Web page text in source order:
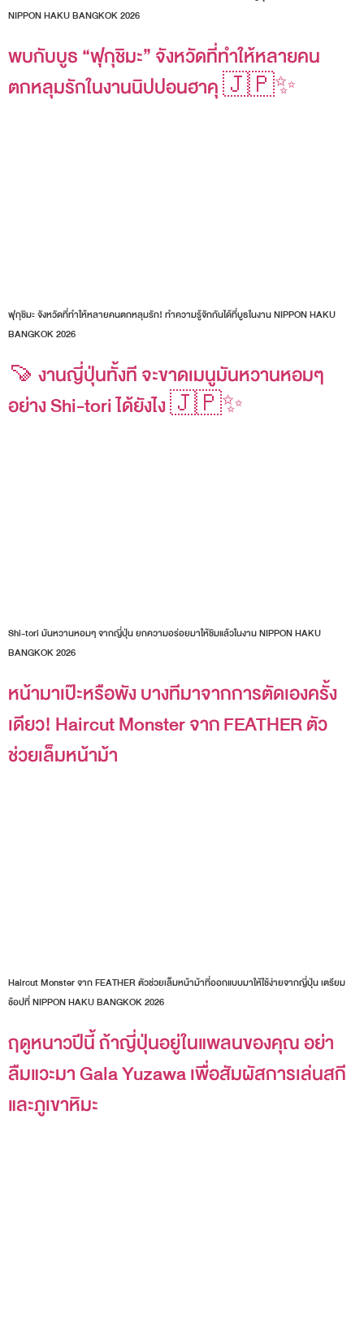
NIPPON HAKU BANGKOK 2026
พบกับบูธ “ฟุกุชิมะ” จังหวัดที่ทำให้หลายคน
ตกหลุมรักในงานนิปปอนฮาคุ 🇯🇵✨
ฟุกุชิมะ จังหวัดที่ทำให้หลายคนตกหลุมรัก! ทำความรู้จักกันได้ที่บูธในงาน NIPPON HAKU
BANGKOK 2026
🍠 งานญี่ปุ่นทั้งที จะขาดเมนูมันหวานหอมๆ
อย่าง Shi-tori ได้ยังไง 🇯🇵✨
Shi-tori มันหวานหอมๆ จากญี่ปุ่น ยกความอร่อยมาให้ชิมแล้วในงาน NIPPON HAKU
BANGKOK 2026
หน้ามาเป๊ะหรือพัง บางทีมาจากการตัดเองครั้ง
เดียว! Haircut Monster จาก FEATHER ตัว
ช่วยเล็มหน้าม้า
Haircut Monster จาก FEATHER ตัวช่วยเล็มหน้าม้าที่ออกแบบมาให้ใช้ง่ายจากญี่ปุ่น เตรียม
ช้อปที่ NIPPON HAKU BANGKOK 2026
ฤดูหนาวปีนี้ ถ้าญี่ปุ่นอยู่ในแพลนของคุณ อย่า
ลืมแวะมา Gala Yuzawa เพื่อสัมผัสการเล่นสกี
และภูเขาหิมะ